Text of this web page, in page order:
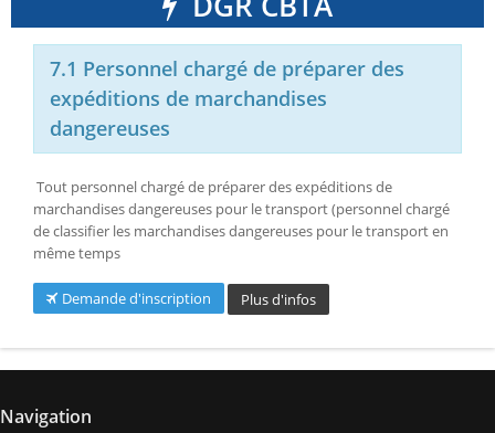
7.1 Personnel chargé de préparer des
expéditions de marchandises
dangereuses
Tout personnel chargé de préparer des expéditions de
marchandises dangereuses pour le transport (personnel chargé
de classifier les marchandises dangereuses pour le transport en
même temps
Demande d'inscription Plus d'infos
Navigation